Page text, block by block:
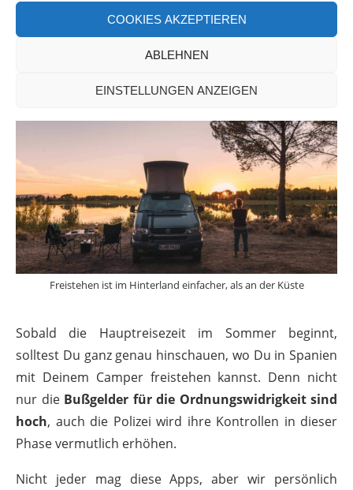
COOKIES AKZEPTIEREN
ABLEHNEN
EINSTELLUNGEN ANZEIGEN
Mittelmeerraum nur ganz punktuell möglich.
Freistehen ist im Hinterland einfacher, als an der Küste
Sobald die Hauptreisezeit im Sommer beginnt,
solltest Du ganz genau hinschauen, wo Du in Spanien
mit Deinem Camper freistehen kannst. Denn nicht
nur die Bußgelder für die Ordnungswidrigkeit sind
hoch, auch die Polizei wird ihre Kontrollen in dieser
Phase vermutlich erhöhen.
Nicht jeder mag diese Apps, aber wir persönlich